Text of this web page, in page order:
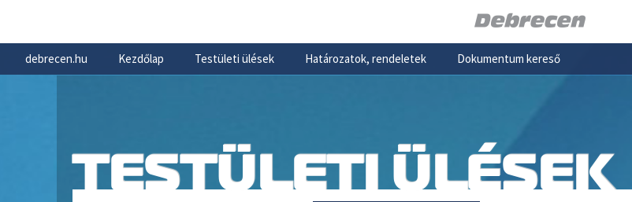
debrecen.hu Kezdőlap Testületi ülések Határozatok, rendeletek Dokumentum kereső
TESTÜLETI ÜLÉSEK